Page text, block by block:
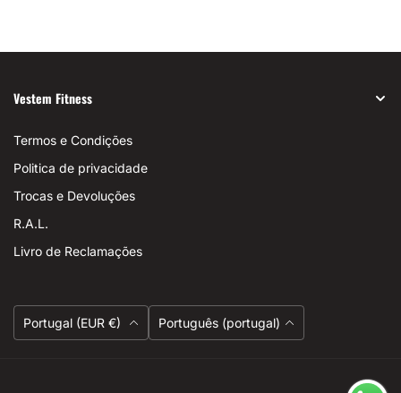
Vestem Fitness
Termos e Condições
Politica de privacidade
Trocas e Devoluções
R.A.L.
Livro de Reclamações
Moeda
Portugal (EUR €)
Linguagem
Português (portugal)